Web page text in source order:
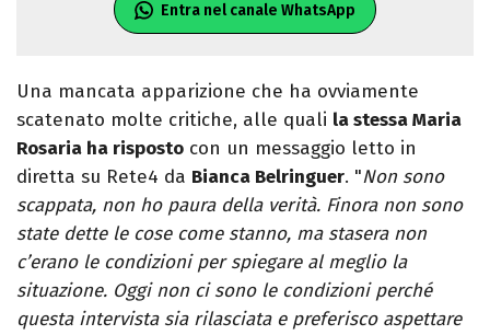
Entra nel canale WhatsApp
Una mancata apparizione che ha ovviamente
scatenato molte critiche, alle quali la stessa Maria
Rosaria ha risposto con un messaggio letto in
diretta su Rete4 da Bianca Belringuer. "Non sono
scappata, non ho paura della verità. Finora non sono
state dette le cose come stanno, ma stasera non
c’erano le condizioni per spiegare al meglio la
situazione. Oggi non ci sono le condizioni perché
questa intervista sia rilasciata e preferisco aspettare